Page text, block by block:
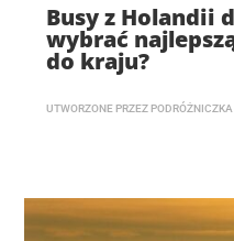
Busy z Holandii
wybrać
do kraju?
UTWORZONE PRZEZ